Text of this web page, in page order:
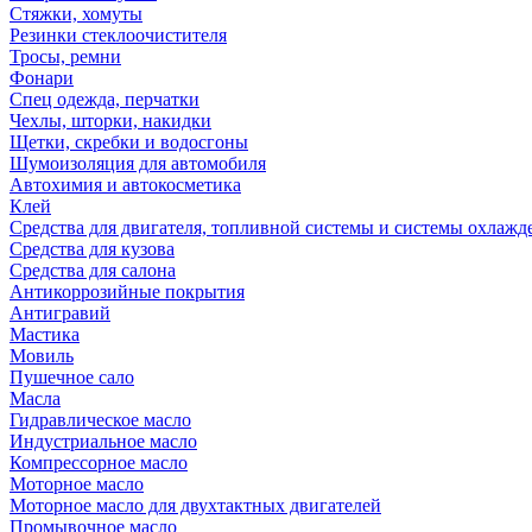
Стяжки, хомуты
Резинки стеклоочистителя
Тросы, ремни
Фонари
Спец одежда, перчатки
Чехлы, шторки, накидки
Щетки, скребки и водосгоны
Шумоизоляция для автомобиля
Автохимия и автокосметика
Клей
Средства для двигателя, топливной системы и системы
Средства для кузова
Средства для салона
Антикоррозийные покрытия
Антигравий
Мастика
Мовиль
Пушечное сало
Масла
Гидравлическое масло
Индустриальное масло
Компрессорное масло
Моторное масло
Моторное масло для двухтактных двигателей
Промывочное масло